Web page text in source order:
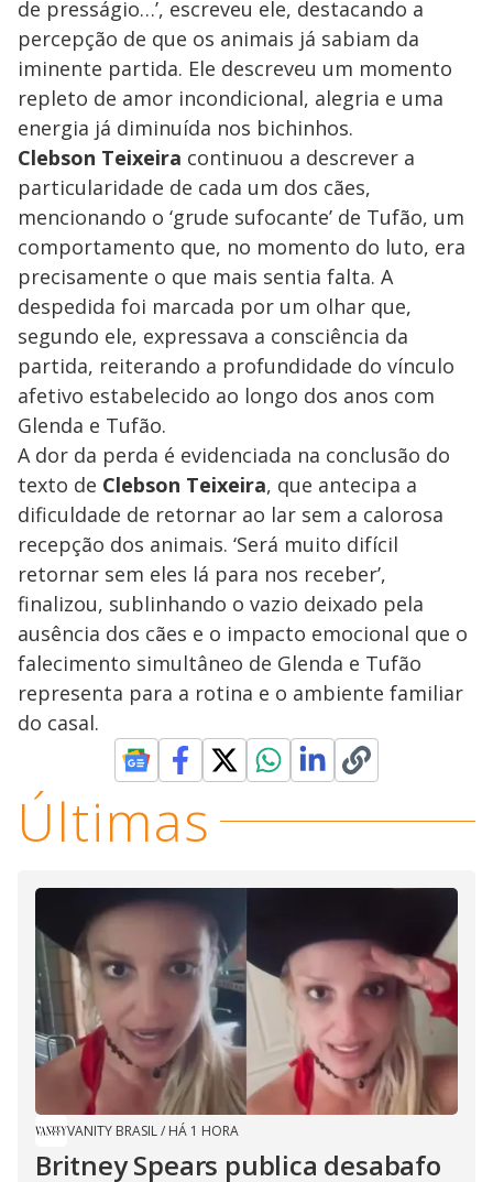
de presságio…’, escreveu ele, destacando a
percepção de que os animais já sabiam da
iminente partida. Ele descreveu um momento
repleto de amor incondicional, alegria e uma
energia já diminuída nos bichinhos.
Clebson Teixeira continuou a descrever a
particularidade de cada um dos cães,
mencionando o ‘grude sufocante’ de Tufão, um
comportamento que, no momento do luto, era
precisamente o que mais sentia falta. A
despedida foi marcada por um olhar que,
segundo ele, expressava a consciência da
partida, reiterando a profundidade do vínculo
afetivo estabelecido ao longo dos anos com
Glenda e Tufão.
A dor da perda é evidenciada na conclusão do
texto de Clebson Teixeira, que antecipa a
dificuldade de retornar ao lar sem a calorosa
recepção dos animais. ‘Será muito difícil
retornar sem eles lá para nos receber’,
finalizou, sublinhando o vazio deixado pela
ausência dos cães e o impacto emocional que o
falecimento simultâneo de Glenda e Tufão
representa para a rotina e o ambiente familiar
do casal.
Últimas
VANITY BRASIL/ HÁ 1 HORA
Britney Spears publica desabafo